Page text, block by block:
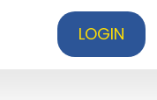
LOGIN